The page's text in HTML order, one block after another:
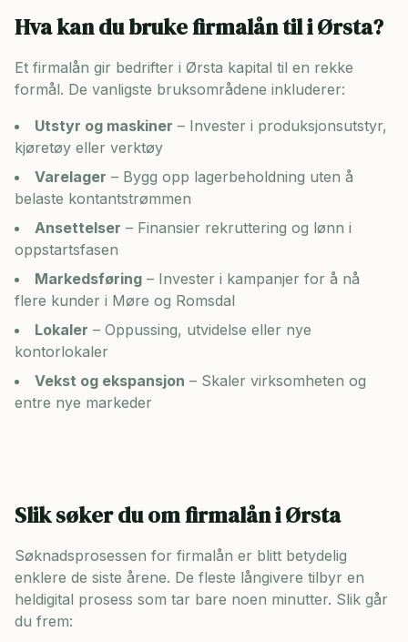
Hva kan du bruke firmalån til iØrsta?
Et firmalån gir bedrifter i Ørsta kapital til en rekke
formål. De vanligste bruksområdene inkluderer:
Utstyr og maskiner – Invester i produksjonsutstyr,
kjøretøy eller verktøy
Varelager – Bygg opp lagerbeholdning uten å
belaste kontantstrømmen
Ansettelser – Finansier rekruttering og lønn i
oppstartsfasen
Markedsføring – Invester i kampanjer for å nå
flere kunder i Møre og Romsdal
Lokaler – Oppussing, utvidelse eller nye
kontorlokaler
Vekst og ekspansjon – Skaler virksomheten og
entre nye markeder
Slik søker du om firmalån iØrsta
Søknadsprosessen for firmalån er blitt betydelig
enklere de siste årene. De fleste långivere tilbyr en
heldigital prosess som tar bare noen minutter. Slik går
du frem: